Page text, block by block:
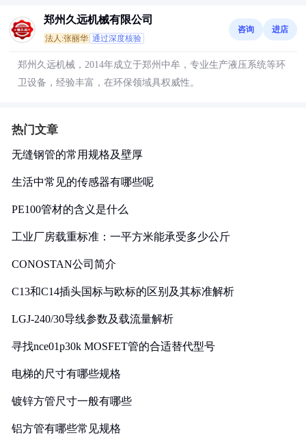
郑州久远机械有限公司
法人:张丽华 通过深度核验
咨询 进店
郑州久远机械，2014年成立于郑州中牟，专业生产液压系统等环
卫设备，经验丰富，在环保领域具权威性。
热门文章
无缝钢管的常用规格及壁厚
生活中常见的传感器有哪些呢
PE100管材的含义是什么
工业厂房载重标准：一平方米能承受多少公斤
CONOSTAN公司简介
C13和C14插头国标与欧标的区别及其标准解析
LGJ-240/30导线参数及载流量解析
寻找nce01p30k MOSFET管的合适替代型号
电梯的尺寸有哪些规格
镀锌方管尺寸一般有哪些
铝方管有哪些常见规格